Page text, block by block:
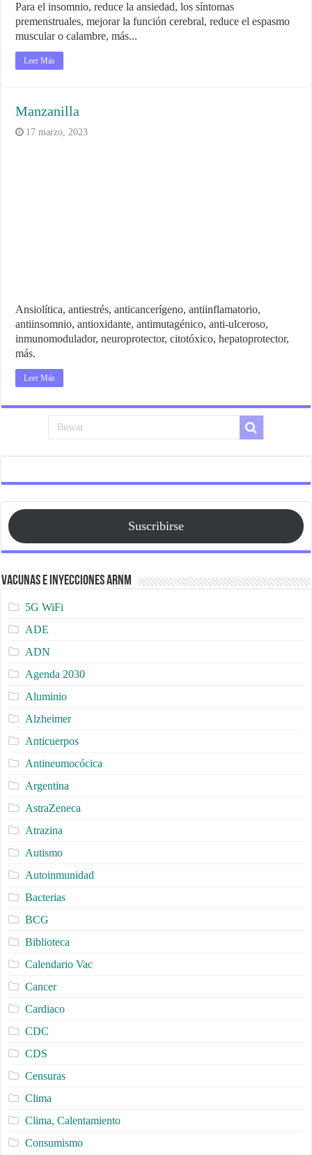
Para el insomnio, reduce la ansiedad, los síntomas
premenstruales, mejorar la función cerebral, reduce el espasmo
muscular o calambre, más...
Leer Más
Manzanilla
17 marzo, 2023
Ansiolítica, antiestrés, anticancerígeno, antiinflamatorio,
antiinsomnio, antioxidante, antimutagénico, anti-ulceroso,
inmunomodulador, neuroprotector, citotóxico, hepatoprotector,
más.
Leer Más
Suscribirse
Vacunas e Inyecciones ARNm
5G WiFi
ADE
ADN
Agenda 2030
Aluminio
Alzheimer
Anticuerpos
Antineumocócica
Argentina
AstraZeneca
Atrazina
Autismo
Autoinmunidad
Bacterias
BCG
Biblioteca
Calendario Vac
Cancer
Cardiaco
CDC
CDS
Censuras
Clima
Clima, Calentamiento
Consumismo